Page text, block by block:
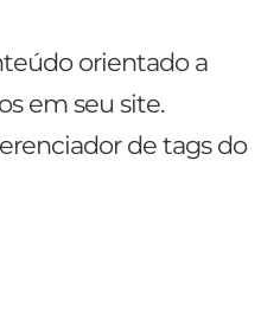
orientado a
em seu site.
de tags do